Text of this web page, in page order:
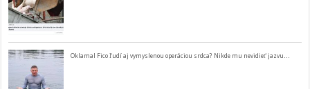
Oklamal Fico ľudí aj vymyslenou operáciou srdca? Nikde mu nevidieť jazvu…